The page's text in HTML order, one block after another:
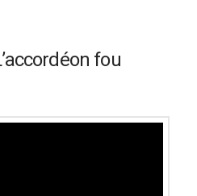
fou